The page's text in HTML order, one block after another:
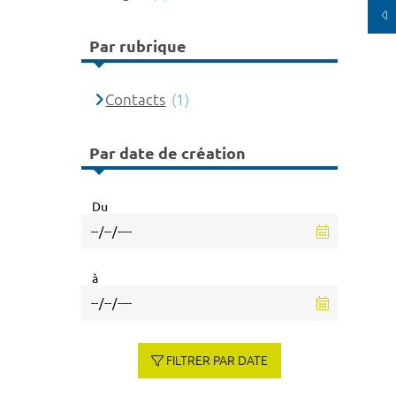
Par rubrique
Contacts (1)
Par date de création
Du
à
FILTRER PAR DATE